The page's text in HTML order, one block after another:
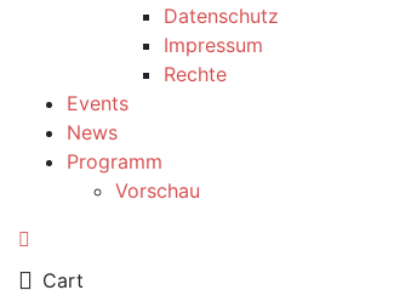
Datenschutz
Impressum
Rechte
Events
News
Programm
Vorschau
Cart